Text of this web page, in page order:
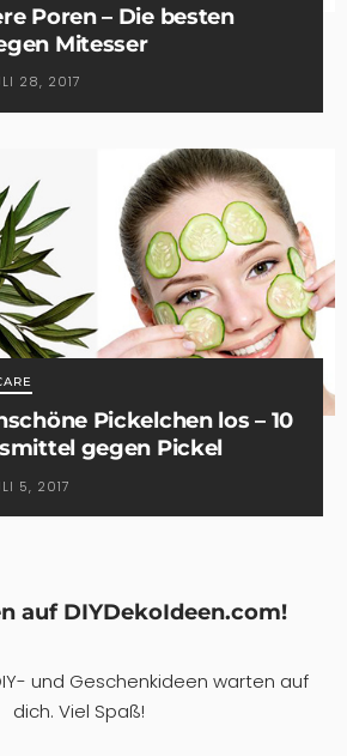
Poren – Die besten
Mitesser
28, 2017
Pickelchen los – 10
gegen Pickel
5, 2017
auf DIYDekoIdeen.com!
und Geschenkideen warten auf
dich. Viel Spaß!